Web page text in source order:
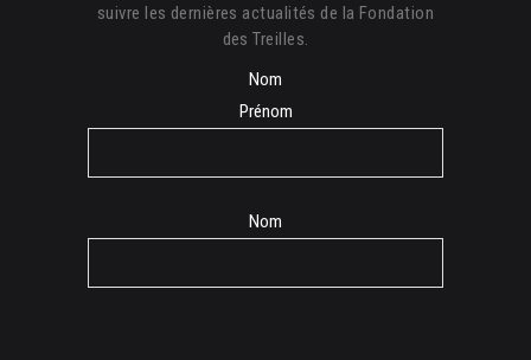
suivre les dernières actualités de la Fondation
des Treilles.
Nom
Prénom
Nom